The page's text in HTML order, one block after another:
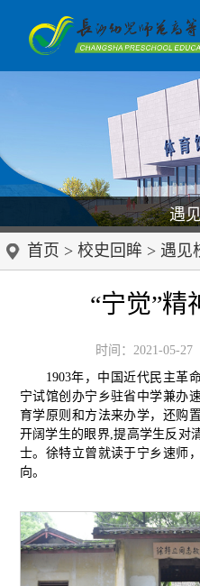
遇
首页 > 校史回眸 > 遇见
“宁觉”精
时间：2021-05-27
1903年，中国近代民主革命
宁试馆创办宁乡驻省中学兼办
育学原则和方法来办学，还购
开阔学生的眼界,提高学生反对
士。徐特立曾就读于宁乡速师
向。